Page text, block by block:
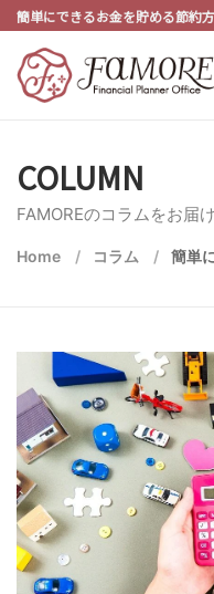
簡単にできるお金を貯める節約
COLUMN
FAMOREのコラムをお届
Home コラム 簡単